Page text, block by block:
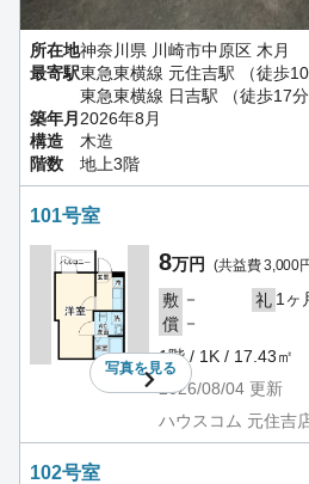
所在地神奈川県 川崎市中原区 木月
最寄駅東急東横線 元住吉駅 （徒歩10
東急東横線 日吉駅 （徒歩17分
築年月 2026年8月
構造
木造
階数
地上3階
101号室
写真を見る
8万円 (共益費 3,000
敷 － 礼 1ヶ
償 －
1階 / 1K / 17.43㎡
2026/08/04 更新
ハウスコム 元住吉
102号室